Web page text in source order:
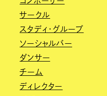
サークル
スタディ・グループ
ソーシャルバー
ダンサー
チーム
ディレクター